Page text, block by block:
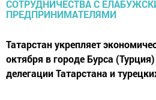
Татарстан укрепляет
октября в городе Бурса
делегации Татарстана и